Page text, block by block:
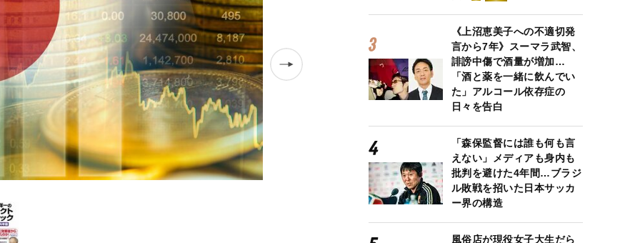
《上沼恵美子への不適切発
言から7年》スーマラ武智、
誹謗中傷で酒量が増加…
「酒と薬を一緒に飲んでい
た」アルコール依存症の
日々を告白
「森保監督には誰も何も言
えない」メディアも身内も
批判を避けた4年間…ブラジ
ル敗戦を招いた日本サッカ
ー界の構造
風俗店が現役女子大生だら